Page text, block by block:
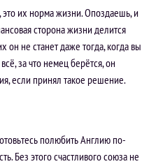
это их норма жизни. Опоздаешь, и
сторона жизни делится
он не станет даже тогда, когда вы
за что немец берётся, он
если принял такое решение.
полюбить Англию по-
Без этого счастливого союза не